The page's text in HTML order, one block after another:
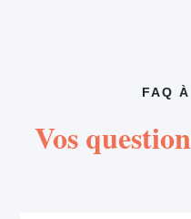
FAQ
Vos